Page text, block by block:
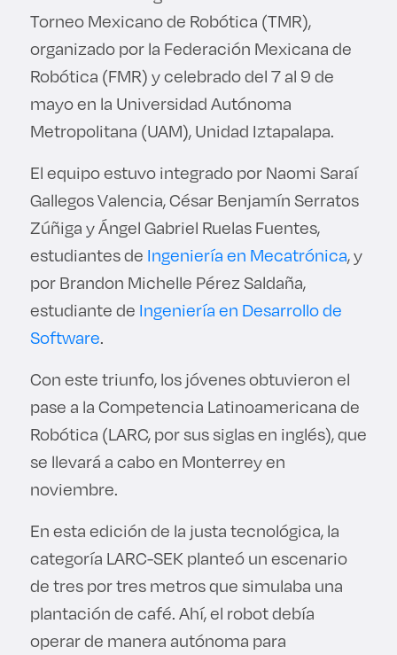
Torneo Mexicano de Robótica (TMR),
organizado por la Federación Mexicana de
Robótica (FMR) y celebrado del 7 al 9 de
mayo en la Universidad Autónoma
Metropolitana (UAM), Unidad Iztapalapa.
El equipo estuvo integrado por Naomi Saraí
Gallegos Valencia, César Benjamín Serratos
Zúñiga y Ángel Gabriel Ruelas Fuentes,
estudiantes de Ingeniería en Mecatrónica, y
por Brandon Michelle Pérez Saldaña,
estudiante de Ingeniería en Desarrollo de
Software.
Con este triunfo, los jóvenes obtuvieron el
pase a la Competencia Latinoamericana de
Robótica (LARC, por sus siglas en inglés), que
se llevará a cabo en Monterrey en
noviembre.
En esta edición de la justa tecnológica, la
categoría LARC-SEK planteó un escenario
de tres por tres metros que simulaba una
plantación de café. Ahí, el robot debía
operar de manera autónoma para